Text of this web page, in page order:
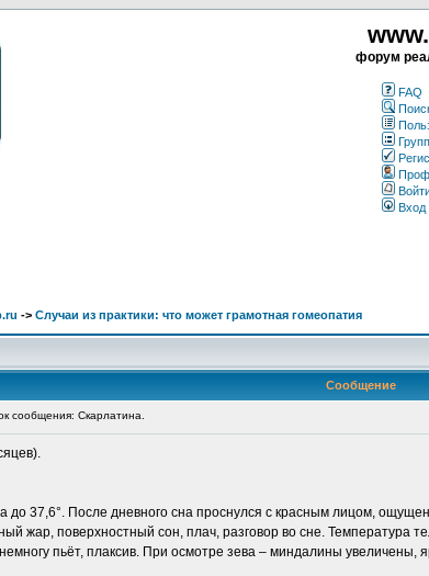
форум
FAQ
Вход
-> Случаи из практики: что может грамотная гомеопатия
Сообщение
сообщения: Скарлатина.
до 37,6°. После дневного сна проснулся с красным лицом,
жар, поверхностный сон, плач, разговор во сне. Температура
пьёт, плаксив. При осмотре зева – миндалины увеличены,